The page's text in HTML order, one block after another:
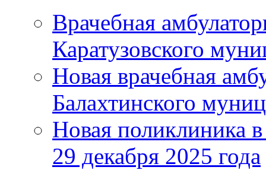
Врачебная
Каратузовского
Новая врачебная
Балахтинского
Новая поликлиника
29 декабря 2025 года